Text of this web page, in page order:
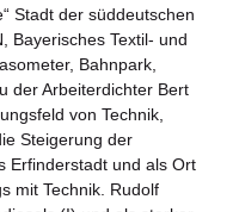
Stadt der süddeutschen
Bayerisches Textil- und
Bahnpark,
der Arbeiterdichter Bert
von Technik,
Steigerung der
Erfinderstadt und als Ort
mit Technik. Rudolf